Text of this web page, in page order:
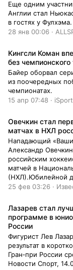
Еще одним
Англии стал
в гостях у Фулхэма.
28 янв 00:06 ·
Кингсли Коман
без чемпионского
Байер оборвал
из поочередных
чемпионатах.
15 апр 07:48 ·
Овечкин стал
матчах в НХЛ
Нападающий
Александр
российским
матчей в
(НХЛ).Юбилейной
против «Флорида
25 фев 03:26 ·
Лазарев стал
программе в
России
Фигурист Лев
результат в
Гран‑при России
Новости Спорт,